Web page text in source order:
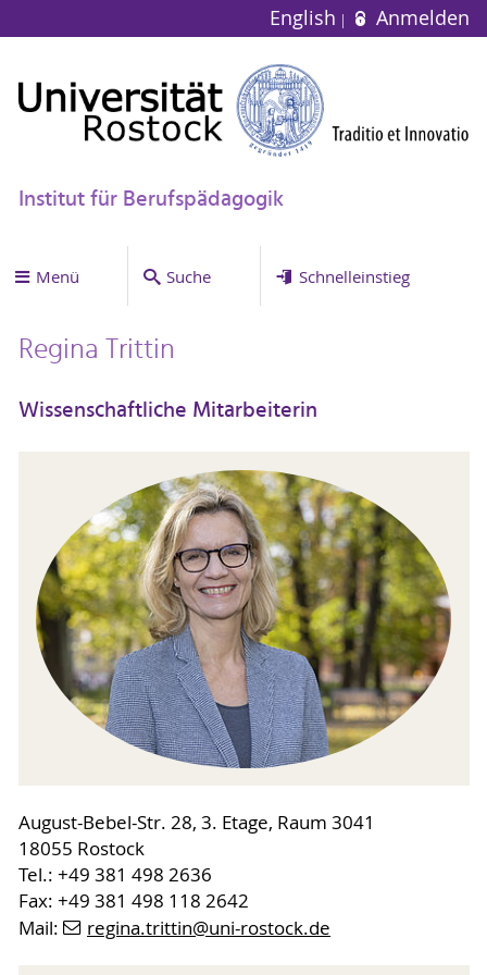
English Anmelden
Institut für Berufspädagogik
Menü Suche Schnelleinstieg
Regina Trittin
Wissenschaftliche Mitarbeiterin
August-Bebel-Str. 28, 3. Etage, Raum 3041
18055 Rostock
Tel.: +49 381 498 2636
Fax: +49 381 498 118 2642
Mail:
regina.trittin@uni-rostock.de